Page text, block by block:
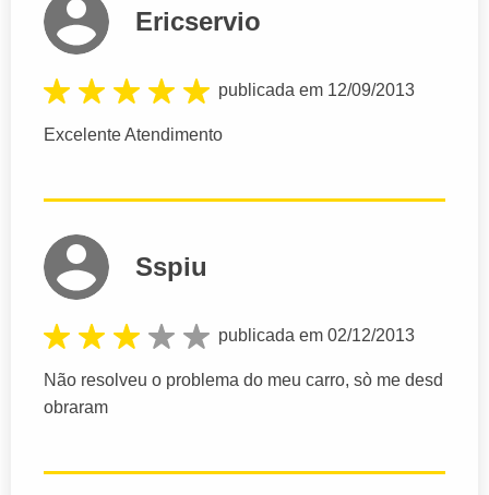
Ericservio
publicada em 12/09/2013
Excelente Atendimento
Sspiu
publicada em 02/12/2013
Não resolveu o problema do meu carro, sò me desd
obraram